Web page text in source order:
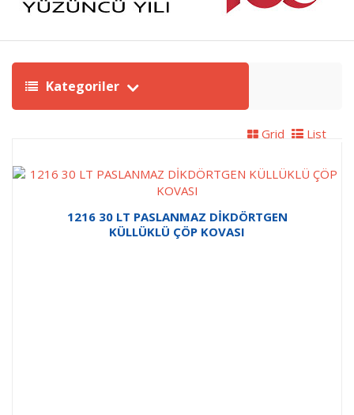
Kategoriler
Grid List
1216 30 LT PASLANMAZ DİKDÖRTGEN
KÜLLÜKLÜ ÇÖP KOVASI